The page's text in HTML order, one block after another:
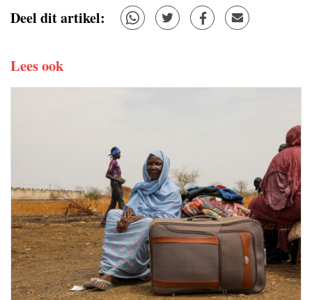
Deel dit artikel:
Lees ook